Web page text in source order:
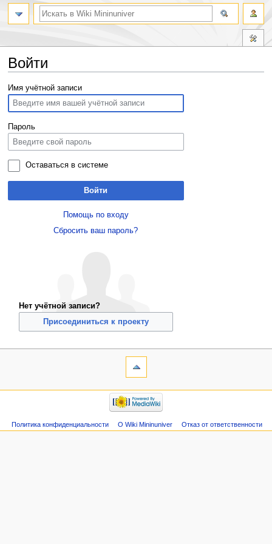
Войти
Перейти
навигации
Перейти
поиску
Имя учётной записи
Пароль
Оставаться в системе
Войти
Помощь по входу
Сбросить ваш пароль?
Нет учётной записи?
Присоединиться к проекту
Политика конфиденциальности О Wiki Mininuniver Отказ от ответственности